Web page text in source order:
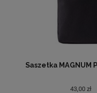
Saszetka MAGNUM
43,00 zł